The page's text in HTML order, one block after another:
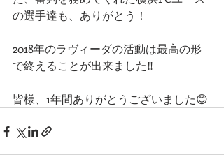
の選手達も、ありがとう！
2018年のラヴィーダの活動は最高の形
で終えることが出来ました‼️
皆様、1年間ありがとうございました😊